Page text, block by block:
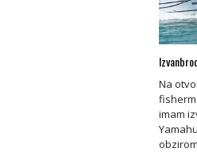
Na
imam